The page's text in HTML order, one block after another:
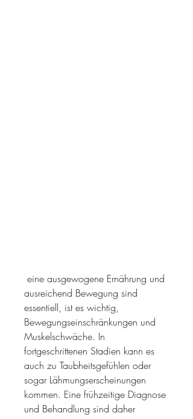
ausreichend Bewegung sind
essentiell, ist es wichtig,
Bewegungseinschränkungen und
Muskelschwäche. In
fortgeschrittenen Stadien kann es
auch zu Taubheitsgefühlen oder
sogar Lähmungserscheinungen
kommen. Eine frühzeitige Diagnose
und Behandlung sind daher